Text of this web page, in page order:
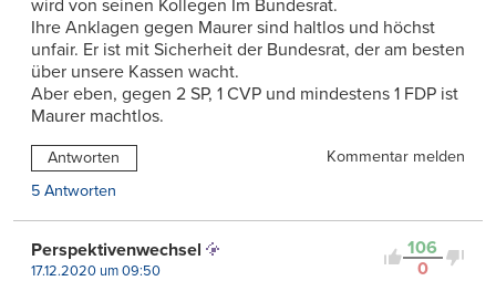
wird von seinen Kollegen Im Bundesrat.
Ihre Anklagen gegen Maurer sind haltlos und höchst
unfair. Er ist mit Sicherheit der Bundesrat, der am besten
über unsere Kassen wacht.
Aber eben, gegen 2 SP, 1 CVP und mindestens 1 FDP ist
Maurer machtlos.
Antworten
Kommentar melden
5 Antworten
106
0
Perspektivenwechsel
17.12.2020 um 09:50